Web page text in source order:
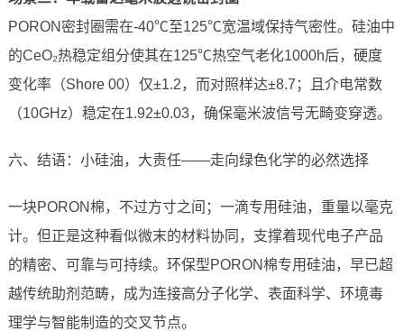
PORON密封圈需在-40℃至125℃宽温域保持气密性。硅油中
的CeO₂热稳定组分使其在125℃热空气老化1000h后，硬度
变化率（Shore 00）仅±1.2，而对照样达±8.7；且介电常数
（10GHz）稳定在1.92±0.03，确保毫米波信号无畸变穿透。
六、结语：小硅油，大责任——走向绿色化学的必然选择
一块PORON棉，不过方寸之间；一滴专用硅油，重量以毫克
计。但正是这种看似微末的材料协同，支撑着现代电子产品
的精密、可靠与可持续。环保型PORON棉专用硅油，早已超
越传统助剂范畴，成为连接高分子化学、表面科学、环境毒
理学与智能制造的交叉节点。